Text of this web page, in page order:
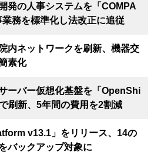
発の人事システムを「COMPA
務を標準化し法改正に追従
内ネットワークを刷新、機器交
素化
ーバー仮想化基盤を「OpenShi
刷新、5年間の費用を2割減
v13.1」をリリース、14の
バックアップ対象に